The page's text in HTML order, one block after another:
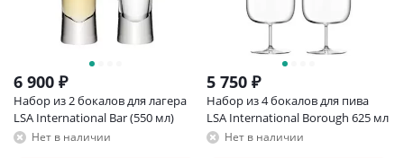
6 900 ₽
Набор из 2 бокалов для лагера
LSA International Bar (550 мл)
Нет в наличии
5 750 ₽
Набор из 4 бокалов для пива
LSA International Borough 625 мл
Нет в наличии